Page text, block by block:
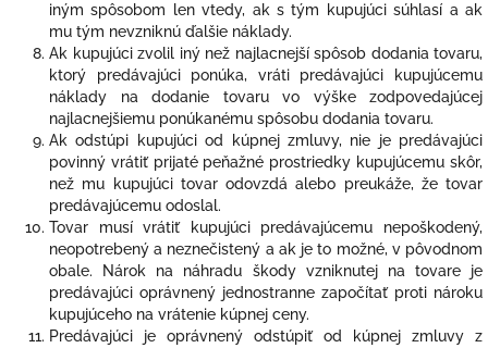
iným spôsobom len vtedy, ak s tým kupujúci súhlasí a ak
mu tým nevzniknú ďalšie náklady.
Ak kupujúci zvolil iný než najlacnejší spôsob dodania tovaru,
ktorý predávajúci ponúka, vráti predávajúci kupujúcemu
náklady na dodanie tovaru vo výške zodpovedajúcej
najlacnejšiemu ponúkanému spôsobu dodania tovaru.
Ak odstúpi kupujúci od kúpnej zmluvy, nie je predávajúci
povinný vrátiť prijaté peňažné prostriedky kupujúcemu skôr,
než mu kupujúci tovar odovzdá alebo preukáže, že tovar
predávajúcemu odoslal.
Tovar musí vrátiť kupujúci predávajúcemu nepoškodený,
neopotrebený a neznečistený a ak je to možné, v pôvodnom
obale. Nárok na náhradu škody vzniknutej na tovare je
predávajúci oprávnený jednostranne započítať proti nároku
kupujúceho na vrátenie kúpnej ceny.
Predávajúci je oprávnený odstúpiť od kúpnej zmluvy z